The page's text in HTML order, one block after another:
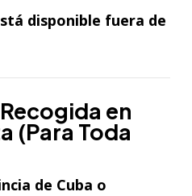
disponible fuera de
en
(Para Toda
de Cuba o